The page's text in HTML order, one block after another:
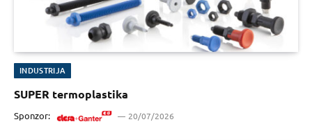
INDUSTRIJA
SUPER termoplastika
Sponzor: 20/07/2026